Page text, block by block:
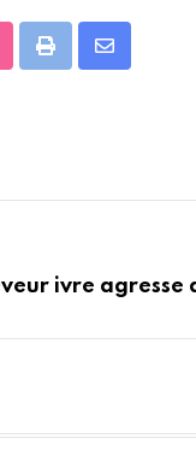
Print
Share
ivre agresse